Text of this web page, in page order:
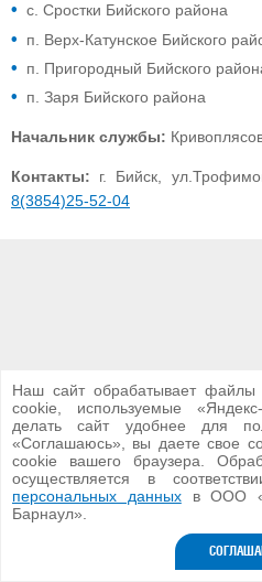
с. Сростки Бийского района
п. Верх-Катунское Бийского
п. Пригородный Бийского
п. Заря Бийского района
Начальник службы:
Контакты: г. Бийск,
8(3854)25-52-04
ООО «Газпром
2026
Наш сайт обрабатывает
cookie, используемые
делать сайт удобнее для
«Соглашаюсь», вы даете свое
cookie вашего браузера.
осуществляется в
персональных данныхв ООО
Барнаул».